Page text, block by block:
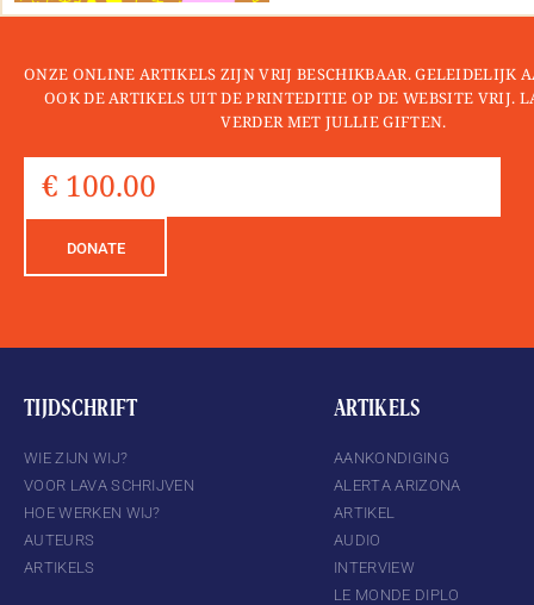
ONZE ONLINE ARTIKELS ZIJN VRIJ BESCHIKBAAR. GELEIDELIJK
OOK DE ARTIKELS UIT DE PRINTEDITIE OP DE WEBSITE VRIJ.
VERDER MET JULLIE GIFTEN.
DONATE
TIJDSCHRIFT
WIE ZIJN WIJ?
VOOR LAVA SCHRIJVEN
HOE WERKEN WIJ?
AUTEURS
ARTIKELS
ARTIKELS
AANKONDIGING
ALERTA ARIZONA
ARTIKEL
AUDIO
INTERVIEW
LE MONDE DIPLO